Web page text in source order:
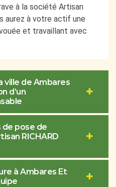
à la société Artisan
aurez à votre actif une
et travaillant avec
ville de Ambares
d’un
pose de
RICHARD
à Ambares Et